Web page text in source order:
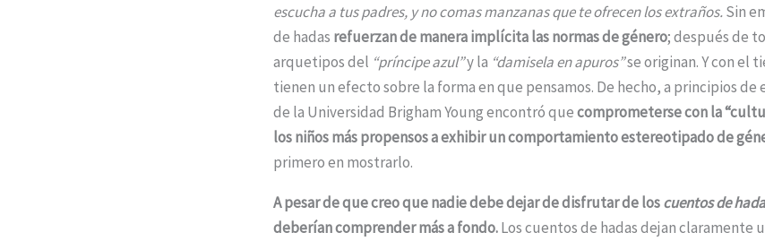
escucha a tus padres, y no comas manzanas que te ofrecen los extraños.Sin
de hadas refuerzan de manera implícita las normas de género; después de
arquetipos del “príncipe azul”y la “damisela en apuros”se originan. Y con el
tienen un efecto sobre la forma en que pensamos. De hecho, a principios
de la Universidad Brigham Young encontró quecomprometerse con la
los niños más propensos a exhibir un comportamiento estereotipado de
primero en mostrarlo.
A pesar de que creo que nadie debe dejar de disfrutar de loscuentos de
deberían comprender más a fondo.Los cuentos de hadas dejan claramente